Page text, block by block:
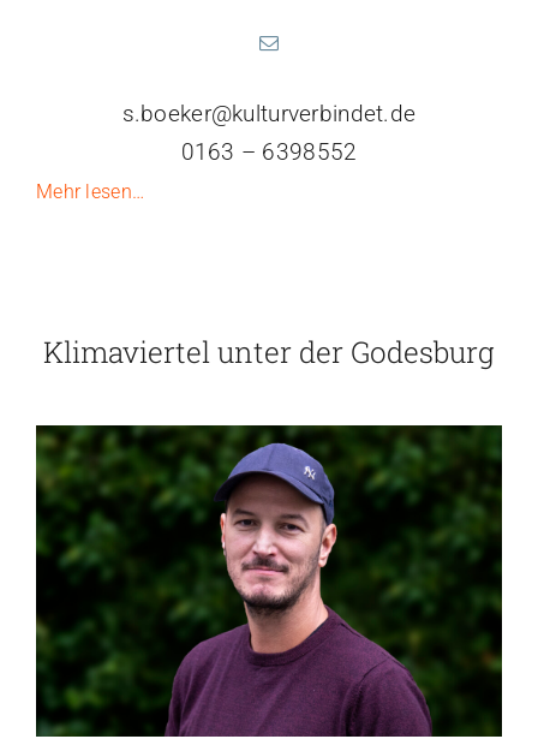
s.boeker@kulturverbindet.de
0163 – 6398552
Mehr lesen…
Klimaviertel unter der Godesburg